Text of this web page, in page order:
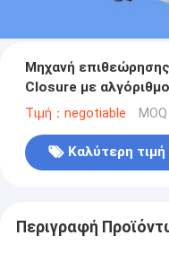
Μηχανή
Closure με
Τιμή：negotiable
Καλύτερη τιμή
Περιγραφή